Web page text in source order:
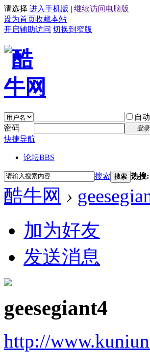
请选择 进入手机版 | 继续访问电脑版
设为首页收藏本站
开启辅助访问 切换到窄版
自
密码
登录
快捷导航
论坛BBS
搜索 搜索 热搜:
酷牛网 ›
加为好友
发送消息
geesegiant4
http://